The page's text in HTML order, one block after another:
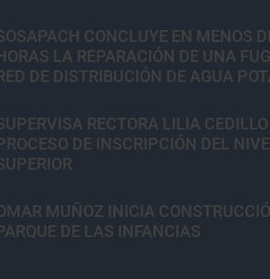
CONCLUYE EN MENOS
LA REPARACIÓN DE UNA
DE DISTRIBUCIÓN DE AGUA
RECTORA LILIA CEDILLO
DE INSCRIPCIÓN DEL
MUÑOZ INICIA
DE LAS INFANCIAS